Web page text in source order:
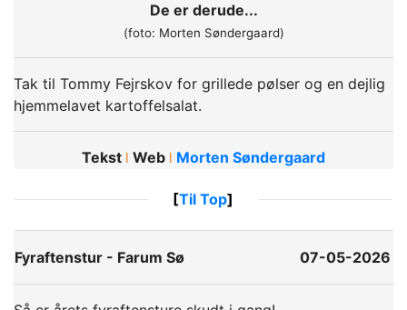
De er derude...
(foto: Morten Søndergaard)
Tak til Tommy Fejrskov for grillede pølser og en dejlig
hjemmelavet kartoffelsalat.
Tekst ǀ Web ǀ Morten Søndergaard
[Til Top]
Fyraftenstur - Farum Sø 07-05-2026